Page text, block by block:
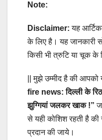
Note:
Disclaimer: यह
के लिए है। यह जानकारी
किसी भी त्रुटि या चूक के
|| मुझे उम्मीद है की
fire news: दिल्ली के
झुग्गियां जलकर खाक !”
से यही कोशिश रहती है की
प्रदान की जाये।